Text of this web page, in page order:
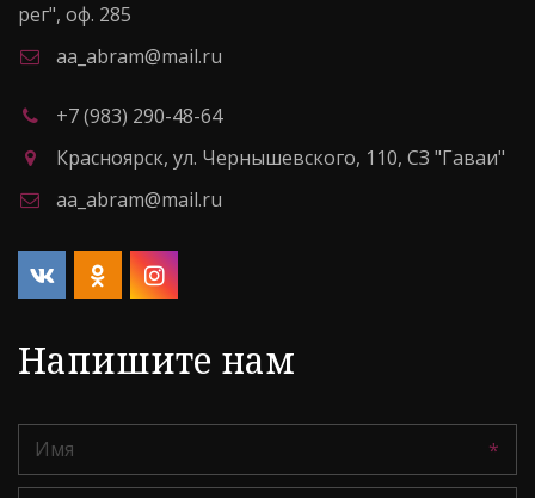
рег", оф. 285
aa_abram@mail.ru
+7 (983) 290-48-64
Красноярск, ул. Чернышевского, 110, СЗ "Гаваи"
aa_abram@mail.ru
Напишите нам
*